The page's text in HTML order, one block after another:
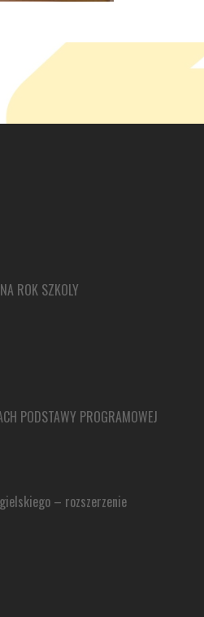
ROK SZKOLY
PODSTAWY PROGRAMOWEJ
– rozszerzenie